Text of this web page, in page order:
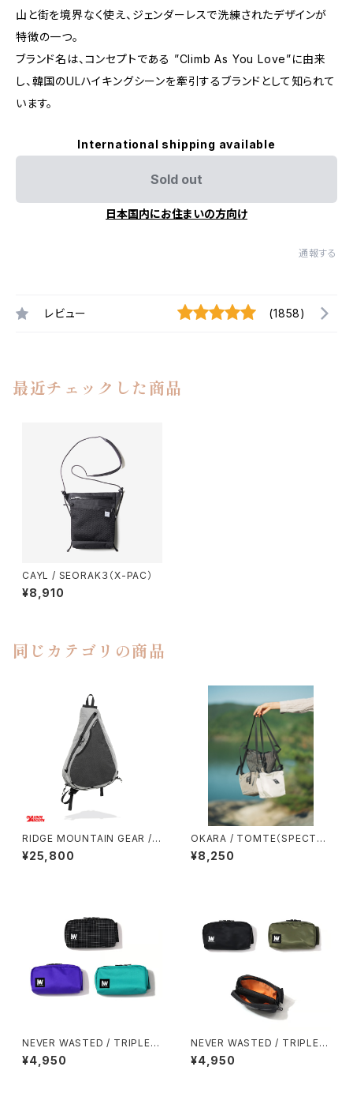
山と街を境界なく使え、ジェンダーレスで洗練されたデザインが
特徴の一つ。
ブランド名は、コンセプトである ”Climb As You Love”に由来
し、韓国のULハイキングシーンを牽引するブランドとして知られて
います。
International shipping available
Sold out
日本国内にお住まいの方向け
通報する
レビュー (1858)
最近チェックした商品
CAYL / SEORAK３（X-PAC）
¥8,910
同じカテゴリの商品
RIDGE MOUNTAIN GEAR / S
ASH PACK
¥25,800
OKARA / TOMTE（SPECTR
A）
¥8,250
NEVER WASTED / TRIPLEY
ES
¥4,950
NEVER WASTED / TRIPLEY
ES（MA-1）
¥4,950